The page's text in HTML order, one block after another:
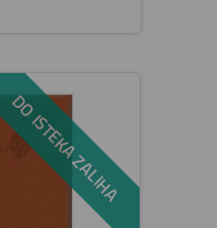
DO ISTEKA ZALIHA